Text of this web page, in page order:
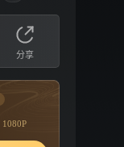
分享
1080P